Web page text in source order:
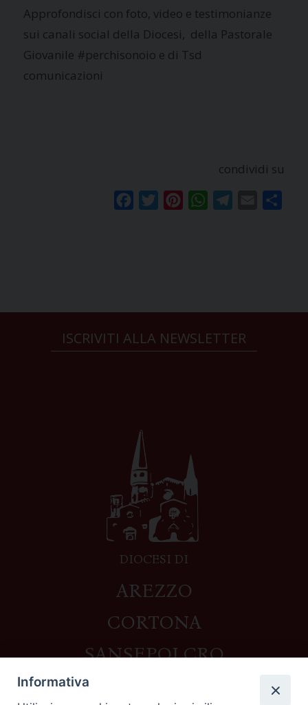
Approfondisci con foto, video e testimonianze
sui canali social della Diocesi, della Pastorale
Giovanile #perchisonoio e di Tsd
comunicazioni
condividi su
FacebookTwitterPinterestWhatsAppTelegram
Email
ISCRIVITI ALLA NEWSLETTER
DIOCESI DI
AREZZO
CORTONA
SANSEPOLCRO
Informativa